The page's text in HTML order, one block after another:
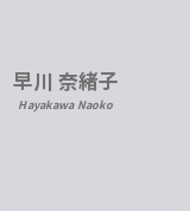
早川 奈緒子
Hayakawa Naoko